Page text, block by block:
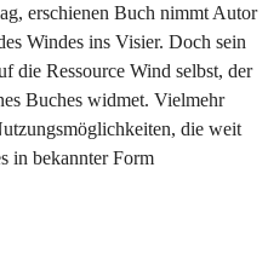
erschienen Buch nimmt Autor
Windes ins Visier. Doch sein
die Ressource Wind selbst, der
Buches widmet. Vielmehr
die weit
in bekannter Form